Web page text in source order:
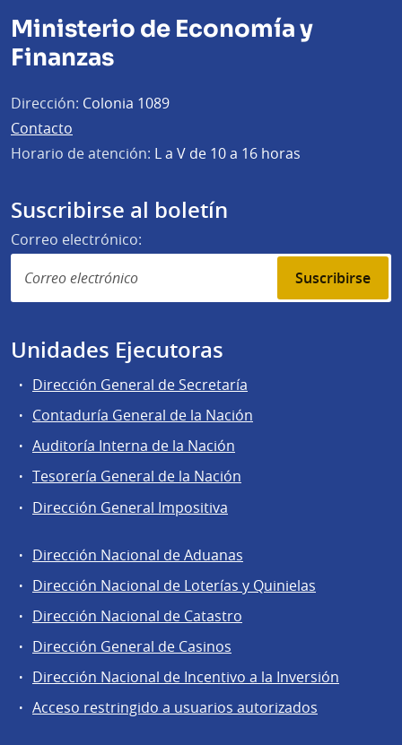
Ministerio de Economía y
Finanzas
Dirección: Colonia 1089
Contacto
Horario de atención: L a V de 10 a 16 horas
Suscribirse al boletín
Correo electrónico:
Suscribirse
Unidades Ejecutoras
Dirección General de Secretaría
Contaduría General de la Nación
Auditoría Interna de la Nación
Tesorería General de la Nación
Dirección General Impositiva
Áreas
de
la
Dirección
General
de
Secretaría
Dirección Nacional de Aduanas
Dirección Nacional de Loterías y Quinielas
Dirección Nacional de Catastro
Dirección General de Casinos
Dirección Nacional de Incentivo a la Inversión
Acceso restringido a usuarios autorizados